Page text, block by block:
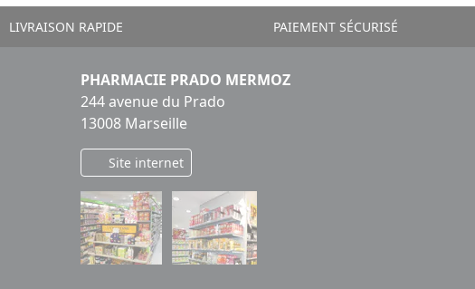
LIVRAISON RAPIDE PAIEMENT SÉCURISÉ
PHARMACIE PRADO MERMOZ
244 avenue du Prado
13008 Marseille
Site internet